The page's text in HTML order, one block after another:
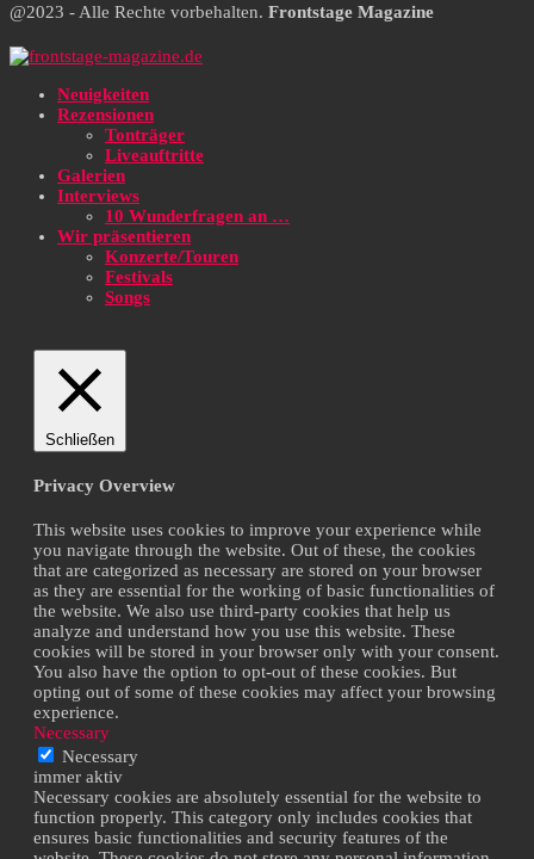
@2023 - Alle Rechte vorbehalten. Frontstage Magazine
Neuigkeiten
Rezensionen
Tonträger
Liveauftritte
Galerien
Interviews
10 Wunderfragen an …
Wir präsentieren
Konzerte/Touren
Festivals
Songs
Schließen
Privacy Overview
This website uses cookies to improve your experience while
you navigate through the website. Out of these, the cookies
that are categorized as necessary are stored on your browser
as they are essential for the working of basic functionalities of
the website. We also use third-party cookies that help us
analyze and understand how you use this website. These
cookies will be stored in your browser only with your consent.
You also have the option to opt-out of these cookies. But
opting out of some of these cookies may affect your browsing
experience.
Necessary
Necessary
immer aktiv
Necessary cookies are absolutely essential for the website to
function properly. This category only includes cookies that
ensures basic functionalities and security features of the